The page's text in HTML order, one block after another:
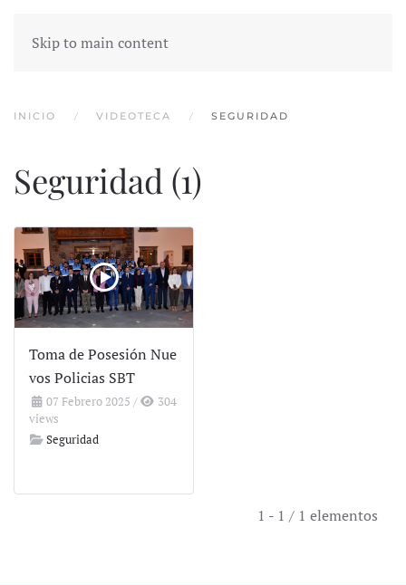
Skip to main content
INICIO VIDEOTECA SEGURIDAD
Seguridad (1)
Toma de Posesión Nue
vos Policias SBT
07 Febrero 2025 /
304
views
Seguridad
1 - 1 / 1 elementos